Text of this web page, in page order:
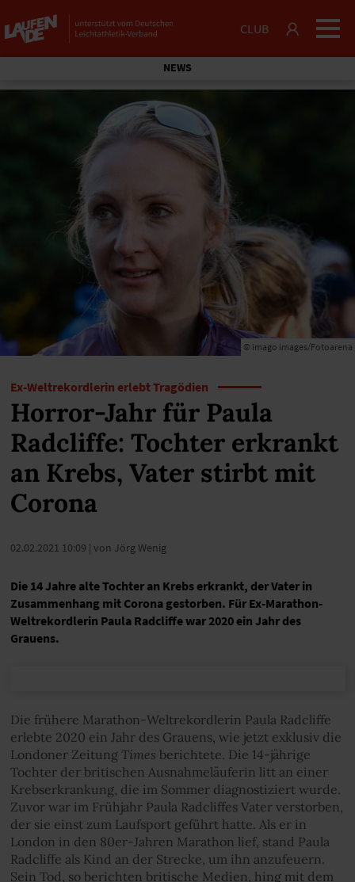
CLUB
NEWS
© imago images/Fotoarena
Ex-Weltrekordlerin erlebt Tragödien
Horror-Jahr für Paula
Radcliffe: Tochter erkrankt
an Krebs, Vater stirbt mit
Corona
02.02.2021 10:09 | von Jörg Wenig
Die 14 Jahre alte Tochter an Krebs erkrankt, der Vater in
Zusammenhang mit Corona gestorben. Für Ex-Marathon-
Weltrekordlerin Paula Radcliffe war 2020 ein Jahr des
Grauens.
Die frühere Marathon-Weltrekordlerin Paula Radcliffe
erlebte 2020 ein Jahr des Grauens, wie jetzt exklusiv die
Londoner Zeitung Times berichtete. Die 14-jährige
Tochter der britischen Ausnahmeläuferin litt an einer
Krebserkrankung, die im Sommer diagnostiziert wurde.
Zuvor war im Frühjahr Paula Radcliffes Vater verstorben,
der sie einst zum Laufsport geführt hatte. Als er in
London in den 80er-Jahren Marathon lief, stand Paula
Radcliffe als Kind an der Strecke, um ihn anzufeuern.
Sein Tod, so berichten britische Medien, hing mit dem